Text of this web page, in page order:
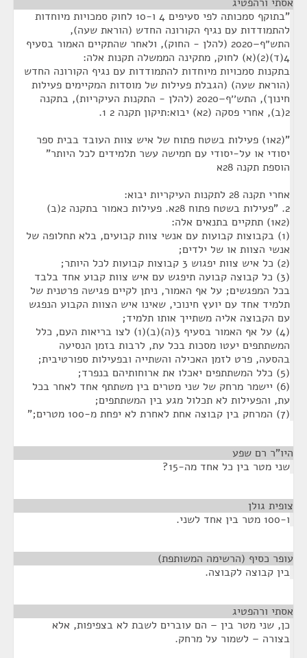
"בתוקף סמכותה לפי סעיפים 4 ו-10 לחוק סמכויות מיוחדות
להתמודדות עם נגיף הקורונה החדש (הוראת שעה),
התש״ף–2020 (להלן - החוק), ולאחר שהתקיים האמור בסעיף
4(ד)(2)(א) לחוק, מתקינה הממשלה תקנות אלה:
בתקנות סמכויות מיוחדות להתמודדות עם נגיף הקורונה החדש
(הוראת שעה) (הגבלת פעילות של מוסדות המקיימים פעילות
חינוך), התש׳׳ף–2020 (להלן - התקנות העיקריות), בתקנה
2(ב), אחרי פסקה (2א) יבוא:תיקון תקנה 2 1.
"(2א1) פעילות בשטח פתוח של איש צוות העובד בבית ספר
יסודי או על-יסודי עם חמישה עשר תלמידים לכל היותר"
הוספת תקנה 28א
אחרי תקנה 28 לתקנות העיקריות יבוא:
2. "פעילות בשטח פתוח 28א. פעילות כאמור בתקנה 2(ב)
(2א1) תתקיים בתנאים אלה:
(1) בקבוצות קבועות עם אנשי צוות קבועים, בלא תחלופה של
אנשי הצוות או של ילדים;
(2) כל איש צוות יפגוש 3 קבוצות קבועות לכל היותר;
(3) כל קבוצה קבועה תיפגש עם איש צוות קבוע אחד בלבד
בכל המפגשים; על אף האמור, ניתן לקיים פגישה פרטנית של
תלמיד אחד עם יועץ חינוכי, שאינו איש הצוות הקבוע הנפגש
עם הקבוצה אליה משתייך אותו תלמיד;
(4) על אף האמור בסעיף 3(ה)(ב)(1) לצו בריאות העם, כלל
המשתתפים יעטו מסכות בכל עת, לרבות בזמן הנסיעה
בהסעה, פרט לזמן האכילה והשתייה ובפעילות ספורטיבית;
(5) כלל המשתתפים יאכלו את ארוחותיהם בנפרד;
(6) יישמר מרחק של שני מטרים בין משתתף אחד לאחר בכל
עת, והפעילות לא תכלול מגע בין המשתתפים;
(7) המרחק בין קבוצה אחת לאחרת לא יפחת מ-100 מטרים;"
היו"ר רם שפע
שני מטר בין כל אחד מה-15?
צופית גולן
ו-100 מטר בין אחד לשני.
עופר כסיף (הרשימה המשותפת)
בין קבוצה לקבוצה.
אסתי ורהפטיג
כן, שני מטר בין – הם עוברים לשבת לא בצפיפות, אלא
בצורה – לשמור על מרחק.